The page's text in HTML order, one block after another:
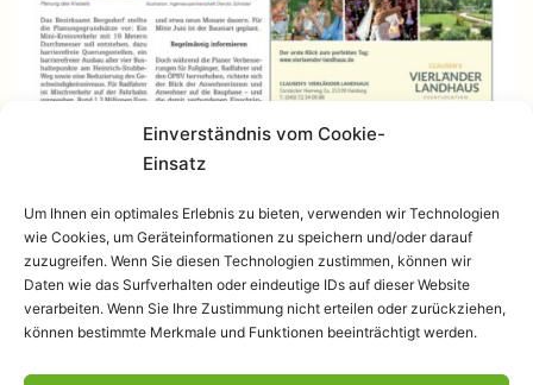
Einverständnis vom Cookie-
Einsatz
Um Ihnen ein optimales Erlebnis zu bieten, verwenden wir Technologien
wie Cookies, um Geräteinformationen zu speichern und/oder darauf
zuzugreifen. Wenn Sie diesen Technologien zustimmen, können wir
Daten wie das Surfverhalten oder eindeutige IDs auf dieser Website
verarbeiten. Wenn Sie Ihre Zustimmung nicht erteilen oder zurückziehen,
können bestimmte Merkmale und Funktionen beeinträchtigt werden.